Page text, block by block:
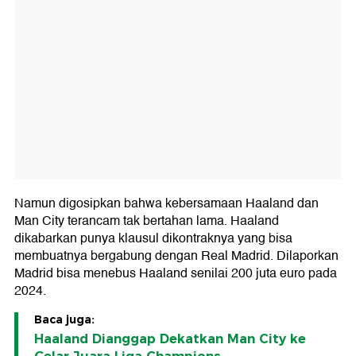
Namun digosipkan bahwa kebersamaan Haaland dan
Man City terancam tak bertahan lama. Haaland
dikabarkan punya klausul dikontraknya yang bisa
membuatnya bergabung dengan Real Madrid. Dilaporkan
Madrid bisa menebus Haaland senilai 200 juta euro pada
2024.
Baca juga:
Haaland Dianggap Dekatkan Man City ke